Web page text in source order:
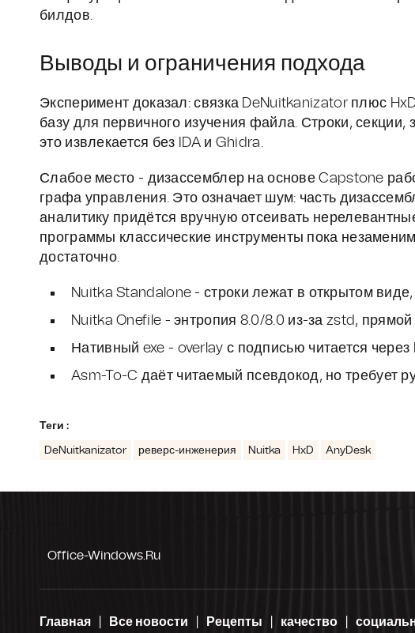
билдов.
Выводы и ограничения подхода
Эксперимент доказал: связка DeNuitkanizator плюс
базу для первичного изучения файла. Строки,
это извлекается без IDA и Ghidra.
Слабое место - дизассемблер на основе Capstone
графа управления. Это означает шум: часть
аналитику придётся вручную отсеивать
программы классические инструменты пока
достаточно.
Nuitka Standalone - строки лежат в открытом
Nuitka Onefile - энтропия 8.0/8.0 из-за zstd, прямой
Нативный exe - overlay с подписью читается
Asm-To-C даёт читаемый псевдокод, но требует
Теги :
DeNuitkanizator реверс-инженерия Nuitka HxD AnyDesk
Office-Windows.ru
Главная Все новости Рецепты качество